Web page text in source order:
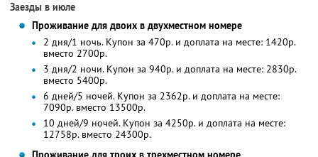
Заезды в июле
Проживание для двоих в двухместном номере
2 дня/1 ночь. Купон за 470р. и доплата на месте: 1420р.
вместо 2700р.
3 дня/2 ночи. Купон за 940р. и доплата на месте: 2830р.
вместо 5400р.
6 дней/5 ночей. Купон за 2362р. и доплата на месте:
7090р. вместо 13500р.
10 дней/9 ночей. Купон за 4250р. и доплата на месте:
12758р. вместо 24300р.